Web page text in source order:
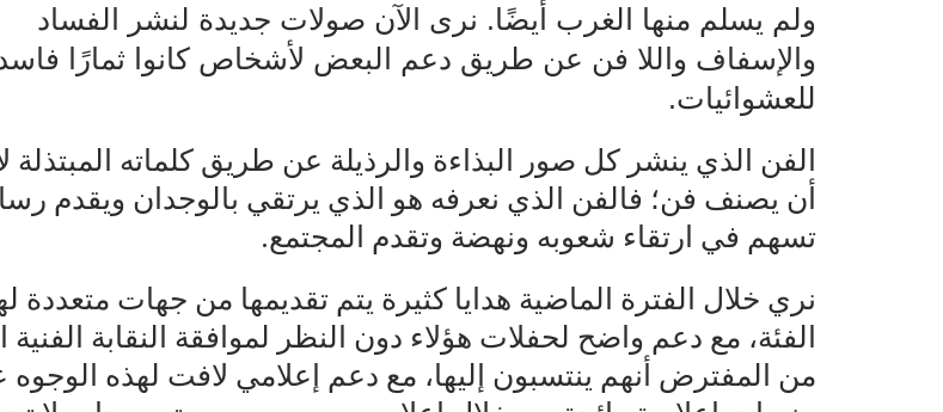
ولم يسلم منها الغرب أيضًا. نرى الآن صولات جديدة لنشر الفساد
والإسفاف واللا فن عن طريق دعم البعض لأشخاص كانوا ثمارًا
للعشوائيات.
الفن الذي ينشر كل صور البذاءة والرذيلة عن طريق كلماته المبتذلة
أن يصنف فن؛ فالفن الذي نعرفه هو الذي يرتقي بالوجدان ويقدم
تسهم في ارتقاء شعوبه ونهضة وتقدم المجتمع.
نري خلال الفترة الماضية هدايا كثيرة يتم تقديمها من جهات متعددة
الفئة، مع دعم واضح لحفلات هؤلاء دون النظر لموافقة النقابة الفنية
من المفترض أنهم ينتسبون إليها، مع دعم إعلامي لافت لهذه الوجوه